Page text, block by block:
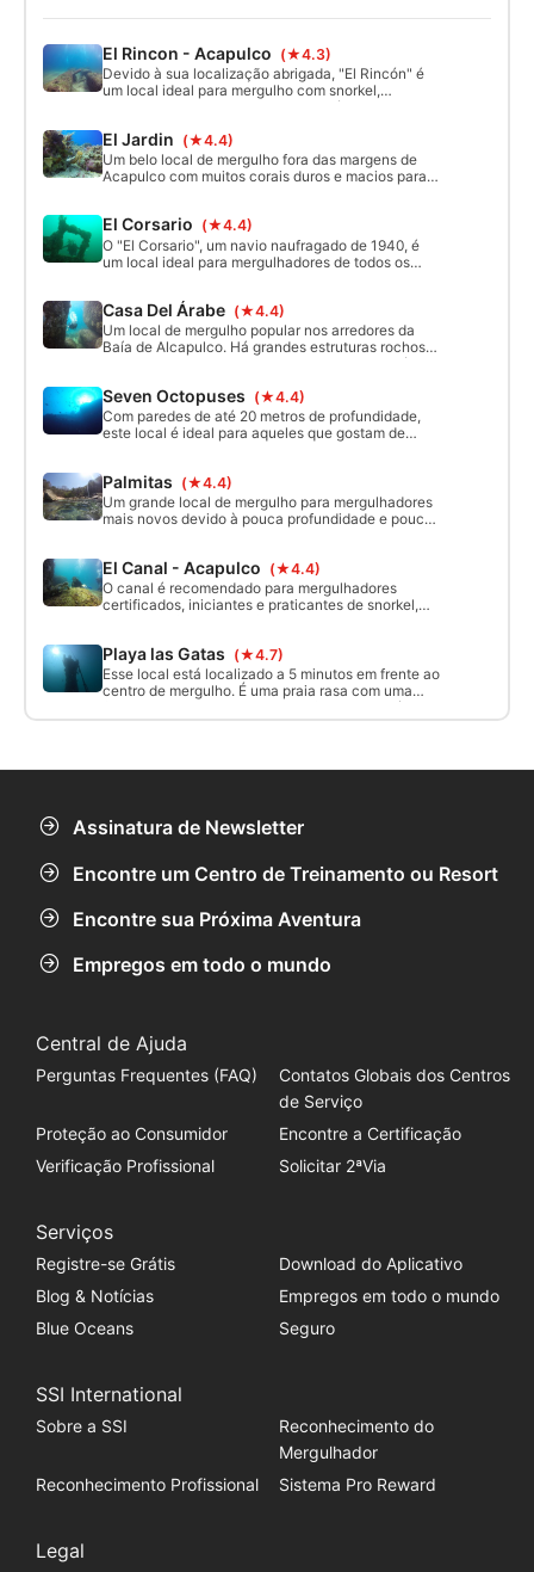
El Rincon - Acapulco (★4.3)
Devido à sua localização abrigada, "El Rincón" é
um local ideal para mergulho com snorkel,
mergulho raso e para iniciantes e vários cursos de
do mergulho, de apenas 12 m, oferece muito
espaço para uma variedade de flora e fauna
marinhas. As principais atrações são os recifes
artificiais.
El Jardin (★4.4)
Um belo local de mergulho fora das margens de
Acapulco com muitos corais duros e macios para
El Corsario (★4.4)
O "El Corsario", um navio naufragado de 1940, é
um local ideal para mergulhadores de todos os
espalhados em profundidades de
aproximadamente 6 m/18 pés a 17 m/51 pés.
Casa Del Árabe (★4.4)
Um local de mergulho popular nos arredores da
Baía de Alcapulco. Há grandes estruturas rochosas
com alguns corais para explorar e muitas espécies
Seven Octopuses (★4.4)
Com paredes de até 20 metros de profundidade,
este local é ideal para aqueles que gostam de
montanhas tipo canyon. Mergulhadores com
pouca experiência podem permanecer nas
profundezas rasas. Este site também é ideal para
mergulhos 3 & 4 no curso de águas abertas.
Palmitas (★4.4)
Um grande local de mergulho para mergulhadores
mais novos devido à pouca profundidade e pouca
se explorar.
El Canal - Acapulco (★4.4)
O canal é recomendado para mergulhadores
certificados, iniciantes e praticantes de snorkel,
leves ou fortes e a visibilidade pode variar entre 5
e 15 metros.
Playa las Gatas (★4.7)
Esse local está localizado a 5 minutos em frente ao
centro de mergulho. É uma praia rasa com uma
formação rochosa, tem uma profundidade máxima
de 10 metros e você pode ver a estátua do Cristo
Assinatura de Newsletter
Encontre um Centro de Treinamento ou Resort
Encontre sua Próxima Aventura
Empregos em todo o mundo
Central de Ajuda
Perguntas Frequentes (FAQ)
Contatos Globais dos Centros
de Serviço
Proteção ao Consumidor
Encontre a Certificação
Verificação Profissional
Solicitar 2ªVia
Serviços
Registre-se Grátis
Download do Aplicativo
Blog & Notícias
Empregos em todo o mundo
Blue Oceans
Seguro
SSI International
Sobre a SSI
Reconhecimento do
Mergulhador
Reconhecimento Profissional
Sistema Pro Reward
Legal